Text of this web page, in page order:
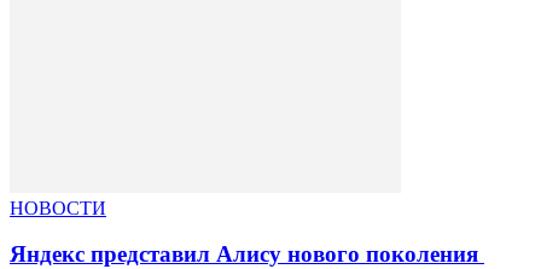
НОВОСТИ
Яндекс представил Алису нового поколения